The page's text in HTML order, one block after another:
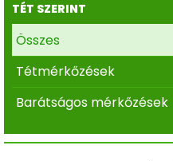
TÉT SZERINT
Összes
Tétmérkőzések
Barátságos mérkőzések